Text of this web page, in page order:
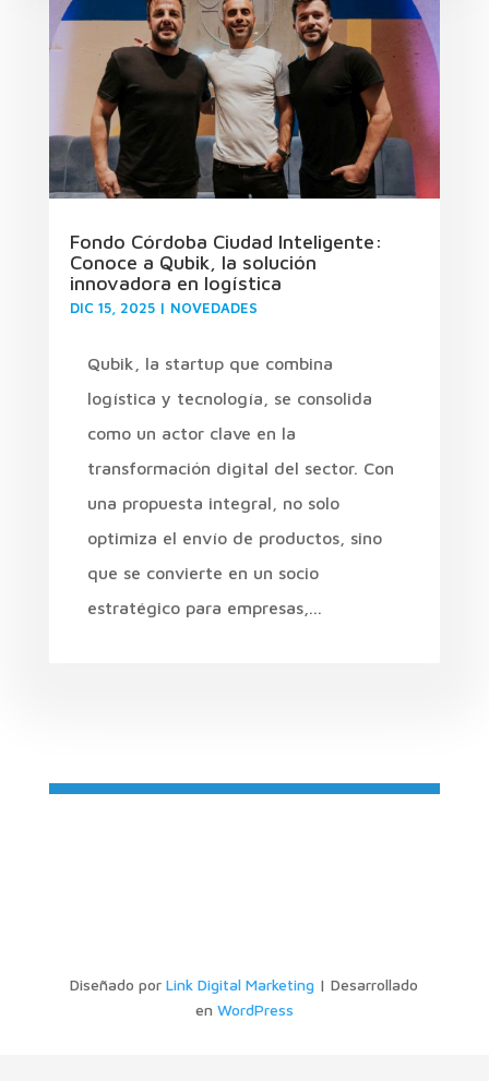
Fondo Córdoba Ciudad Inteligente:
Conoce a Qubik, la solución
innovadora en logística
DIC 15, 2025| NOVEDADES
Qubik, la startup que combina
logística y tecnología, se consolida
como un actor clave en la
transformación digital del sector. Con
una propuesta integral, no solo
optimiza el envío de productos, sino
que se convierte en un socio
estratégico para empresas,...
Diseñado porLink Digital Marketing | Desarrollado
en WordPress